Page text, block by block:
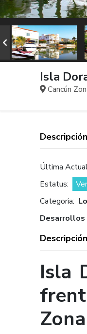
Isla
Cancún
Última
Estatus:
Categoría:
Desarrollos
Isla